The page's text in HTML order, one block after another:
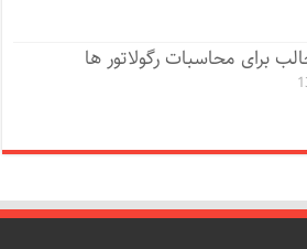
برای محاسبات رگولاتور ها